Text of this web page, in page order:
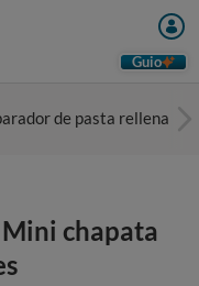
Guio
de pasta rellena
chapata